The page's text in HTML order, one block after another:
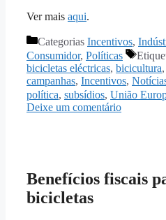
Ver mais aqui.
Categorias Incentivos,
Consumidor, Políticas
bicicletas eléctricas, bicicultura,
campanhas, Incentivos,
política, subsídios, União
Deixe um comentário
Benefícios fiscais
bicicletas